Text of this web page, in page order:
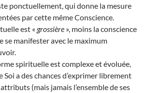
ponctuellement, qui donne la mesure
par cette même Conscience.
est « grossière », moins la conscience
se manifester avec le maximum
spirituelle est complexe et évoluée,
Soi a des chances d’exprimer librement
(mais jamais l’ensemble de ses